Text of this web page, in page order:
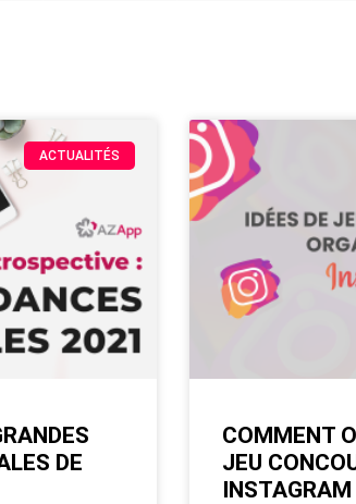
ACTUALITÉS
DE
COMMENT
JEU
INSTAGRAM